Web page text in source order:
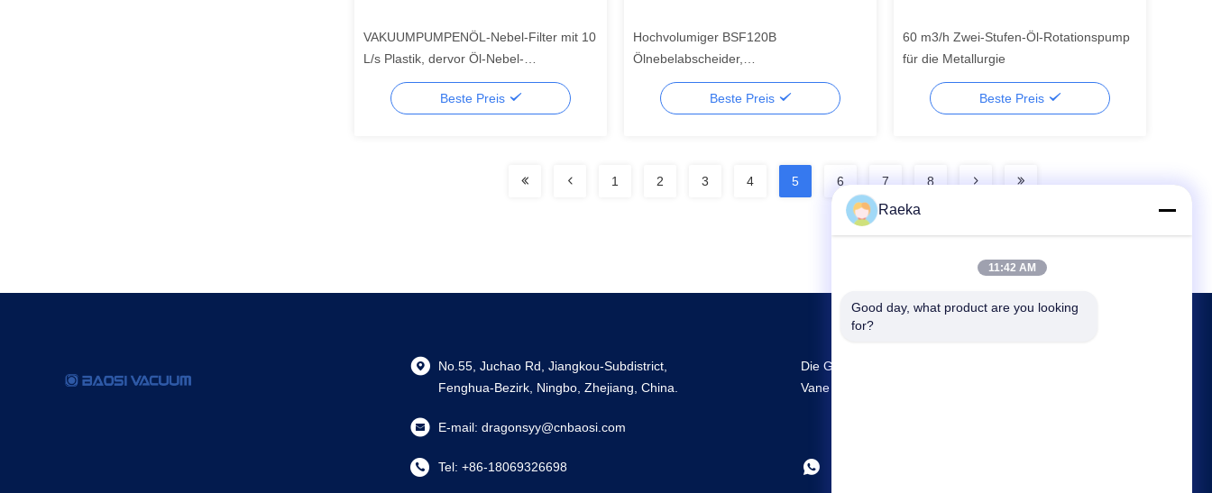
VAKUUMPUMPENÖL-Nebel-Filter mit 10
L/s Plastik, dervor Öl-Nebel-
Verschmutzung sich schützt
Beste Preis
Hochvolumiger BSF120B
Ölnebelabscheider,
Ölrotationsvakuumpumpen-
Ölnebelabscheiderfilter
Beste Preis
60 m3/h Zwei-Stufen-Öl-Rotationspump
für die Metallurgie
Beste Preis
1 2 3 4 5 6 7 8
No.55, Juchao Rd, Jiangkou-Subdistrict,
Fenghua-Bezirk, Ningbo, Zhejiang, China.
E-mail: dragonsyy@cnbaosi.com
Tel: +86-18069326698
Die Größte FuE- Und Produktionsstätte Rotary
Vane Vacuum Pump Lieferant In China
Raeka
11:42 AM
Good day, what product are you looking
for?